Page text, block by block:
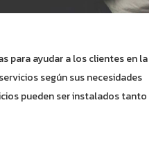
para ayudar a los clientes en la
según sus necesidades
pueden ser instalados tanto